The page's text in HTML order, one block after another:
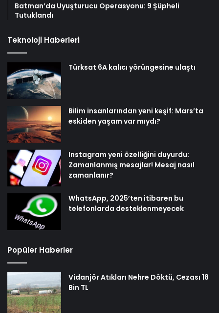
Batman’da Uyuşturucu Operasyonu: 9 Şüpheli
Tutuklandı
Teknoloji Haberleri
Türksat 6A kalıcı yörüngesine ulaştı
Bilim insanlarından yeni keşif: Mars’ta
eskiden yaşam var mıydı?
Instagram yeni özelliğini duyurdu:
Zamanlanmış mesajlar! Mesaj nasıl
zamanlanır?
WhatsApp, 2025’ten itibaren bu
telefonlarda desteklenmeyecek
Popüler Haberler
Vidanjör Atıkları Nehre Döktü, Cezası 18
Bin TL